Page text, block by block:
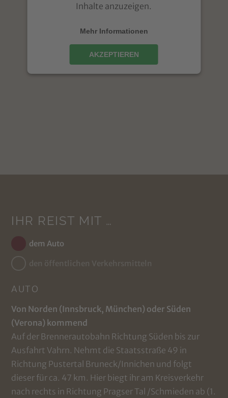
Inhalte anzuzeigen.
Mehr Informationen
AKZEPTIEREN
IHR REIST MIT …
dem Auto
AUTO
Von Norden (Innsbruck, München) oder Süden
(Verona) kommend
Auf der Brennerautobahn Richtung Süden bis zur
Ausfahrt Vahrn. Nehmt die Staatsstraße 49 in
Richtung Pustertal Bruneck/Innichen und folgt
dieser für ca. 47 km. Hier biegt ihr am Kreisverkehr
nach rechts in Richtung Pragser Tal /Schmieden ab (1.